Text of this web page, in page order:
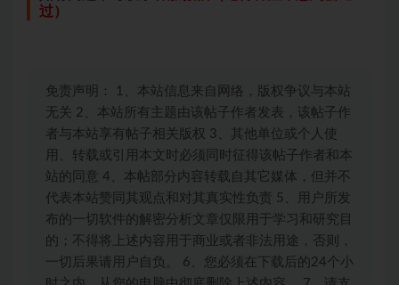
过）
免责声明： 1、本站信息来自网络，版权争议与本站
无关 2、本站所有主题由该帖子作者发表，该帖子作
者与本站享有帖子相关版权 3、其他单位或个人使
用、转载或引用本文时必须同时征得该帖子作者和本
站的同意 4、本帖部分内容转载自其它媒体，但并不
代表本站赞同其观点和对其真实性负责 5、用户所发
布的一切软件的解密分析文章仅限用于学习和研究目
的；不得将上述内容用于商业或者非法用途，否则，
一切后果请用户自负。 6、您必须在下载后的24个小